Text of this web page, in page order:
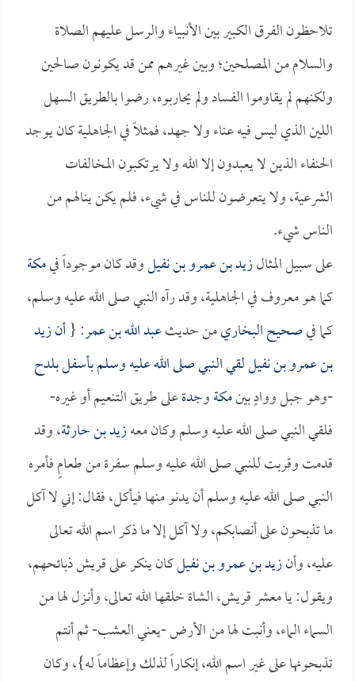
تلاحظون الفرق الكبير بين الأنبياء والرسل عليهم الصلاة
والسلام من المصلحين؛ وبين غيرهم ممن قد يكونون صالحين
ولكنهم لم يقاوموا الفساد ولم يحاربوه، رضوا بالطريق السهل
اللين الذي ليس فيه عناء ولا جهد، فمثلاً في الجاهلية كان يوجد
الحنفاء الذين لا يعبدون إلا الله ولا يرتكبون المخالفات
الشرعية، ولا يتعرضون للناس في شيء، فلم يكن ينالهم من
الناس شيء.
على سبيل المثالزيد بن عمرو بن نفيلوقد كان موجوداً فيمكة
كما هو معروف في الجاهلية، وقد رآه النبي صلى الله عليه وسلم،
كما فيصحيح البخاريمن حديثعبد الله بن عمر: {أنزيد
بن عمرو بن نفيللقي النبي صلى الله عليه وسلم بأسفلبلدح
-وهو جبل ووادٍ بينمكةوجدةعلى طريق التنعيم أو غيره-
فلقي النبي صلى الله عليه وسلم وكان معهزيد بن حارثة، وقد
قدمت وقربت للنبي صلى الله عليه وسلم سفرة من طعامٍ فأمره
النبي صلى الله عليه وسلم أن يدنو منها فيأكل، فقال: إني لا آكل
ما تذبحون على أنصابكم، ولا آكل إلا ما ذكر اسم الله تعالى
عليه، وأنزيد بن عمرو بن نفيلكان ينكر على قريش ذبائحهم،
ويقول: يا معشر قريش، الشاة خلقها الله تعالى، وأنـزل لها من
السماء الماء، وأنبت لها من الأرض -يعني العشب- ثم أنتم
تذبحونها على غير اسم الله، إنكاراً لذلك وإعظاماً له}، وكان